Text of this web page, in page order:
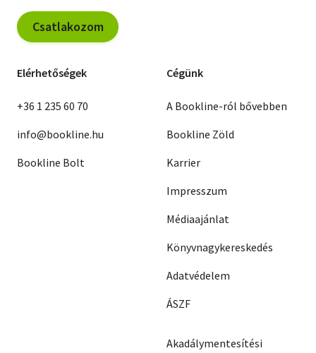
Csatlakozom
Elérhetőségek
+36 1 235 60 70
info@bookline.hu
Bookline Bolt
Cégünk
A Bookline-ról bővebben
Bookline Zöld
Karrier
Impresszum
Médiaajánlat
Könyvnagykereskedés
Adatvédelem
ÁSZF
Akadálymentesítési